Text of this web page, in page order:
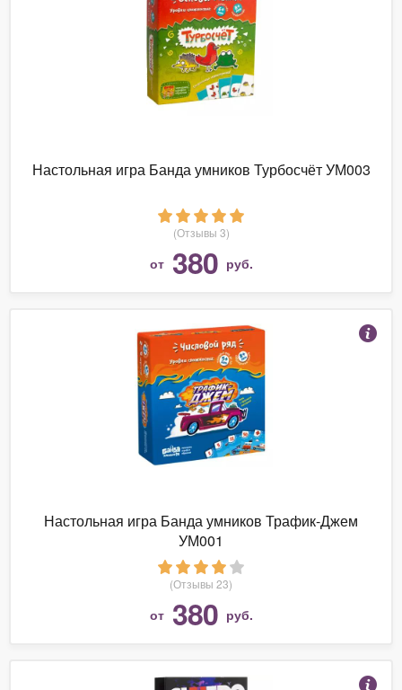
Настольная игра Банда умников Турбосчёт УМ003
(Отзывы 3)
от 380 руб.
Настольная игра Банда умников Трафик-Джем
УМ001
(Отзывы 23)
от 380 руб.